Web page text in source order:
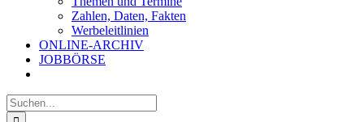
Zahlen, Daten, Fakten
Werbeleitlinien
ONLINE-ARCHIV
JOBBÖRSE
Suche
nach: